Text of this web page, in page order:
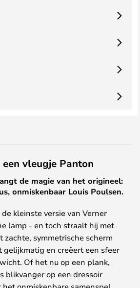
vleugje Panton
de magie van het origineel:
onmiskenbaar Louis Poulsen.
kleinste versie van Verner
lamp - en toch straalt hij met
zachte, symmetrische scherm
en creëert een sfeer
Of het nu op een plank,
blikvanger op een dressoir